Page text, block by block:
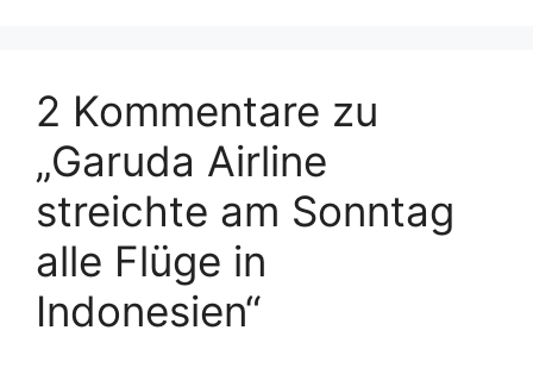
e
r
2 Kommentare zu
„Garuda Airline
streichte am Sonntag
alle Flüge in
Indonesien“